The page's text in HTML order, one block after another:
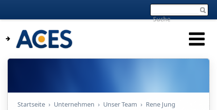
Startseite › Unternehmen › Unser Team › Rene Jung